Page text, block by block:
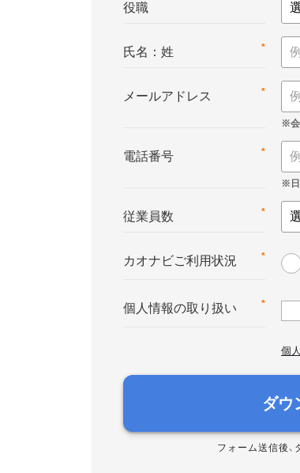
役職
*
氏名：姓
*
メールアドレス
*
電話番号
*
従業員数
*
カオナビご利用状況
*
個人情報の取り扱い
個
ダウ
フォーム送信後